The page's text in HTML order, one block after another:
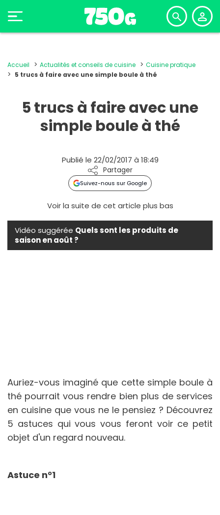
Accueil Actualités et conseils de cuisine
Cuisine pratique
5 trucs à faire avec une simple boule à thé
5 trucs à faire avec une
simple boule à thé
Publié le 22/02/2017 à 18:49
Partager
Suivez-nous sur Google
Voir la suite de cet article plus bas
Vidéo suggérée Quels sont les produits de
saison en août ?
Auriez-vous imaginé que cette simple boule à
thé pourrait vous rendre bien plus de services
en cuisine que vous ne le pensiez ? Découvrez
5 astuces qui vous vous feront voir ce petit
objet d'un regard nouveau.
Astuce n°1